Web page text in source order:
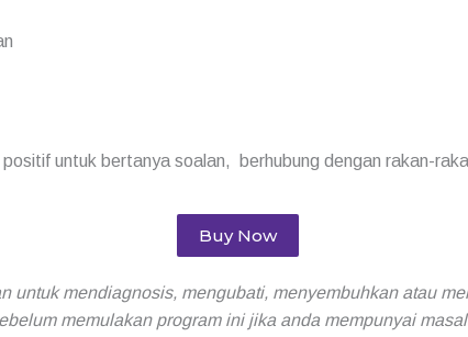
untuk bertanya soalan, berhubung dengan rakan-
Buy Now
untuk mendiagnosis, mengubati, menyembuhkan atau
memulakan program ini jika anda mempunyai